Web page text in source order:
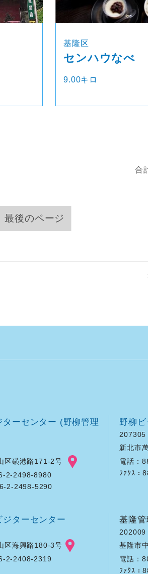
基隆区
センハウなべ
9.00キロ
合
最後のページ
ターセンター (野柳管理
区磺港路171-2号
2-2498-8980
2-2498-5290
野柳
207305
新北市
電話：
ﾌｧｸｽ：
ジターセンター
区海興路180-3号
2-2408-2319
基隆
202009
基隆市
電話：
ﾌｧｸｽ：